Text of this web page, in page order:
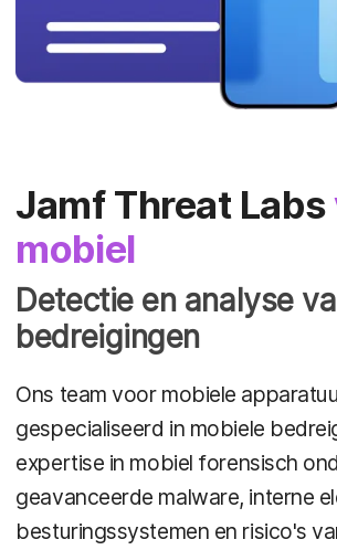
Jamf Threat Labs
mobiel
Detectie en analyse
bedreigingen
Ons team voor mobiele
gespecialiseerd in mobiele
expertise in mobiel forensisch
geavanceerde malware, interne
besturingssystemen en risico's